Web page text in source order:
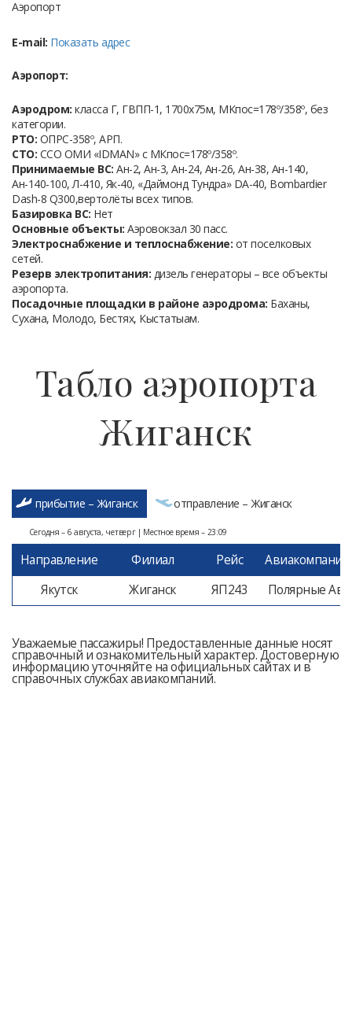
Аэропорт
E-mail: Показать адрес
Аэропорт:
Аэродром: класса Г, ГВПП-1, 1700х75м, МКпос=178º/358º, без
категории.
РТО: ОПРС-358º, АРП.
СТО: ССО ОМИ «IDMAN» с МКпос=178º/358º.
Принимаемые ВС: Ан-2, Ан-3, Ан-24, Ан-26, Ан-38, Ан-140,
Ан-140-100, Л-410, Як-40, «Даймонд Тундра» DА-40, Bombardier
Dash-8 Q300,вертолёты всех типов.
Базировка ВС: Нет
Основные объекты: Аэровокзал 30 пасс.
Электроснабжение и теплоснабжение: от поселковых
сетей.
Резерв электропитания: дизель генераторы – все объекты
аэропорта.
Посадочные площадки в районе аэродрома: Баханы,
Сухана, Молодо, Бестях, Кыстатыам.
Табло аэропорта
Жиганск
прибытие – Жиганск отправление – Жиганск
Сегодня – 6 августа, четверг | Местное время – 23:09
Направление Филиал Рейс
Авиакомпания
Якутск
Жиганск ЯП243 Полярные Ав.
Уважаемые пассажиры! Предоставленные данные носят
справочный и ознакомительный характер. Достоверную
информацию уточняйте на официальных сайтах и в
справочных службах авиакомпаний.